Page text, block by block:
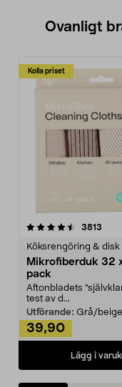
Ovanligt
Kolla priset
3813
Köksrengöring & disk
Mikrofiberduk 32
pack
Aftonbladets
test av d...
Utförande: Grå/beige
39,90
Lägg i
4.0av 5 stjärnor